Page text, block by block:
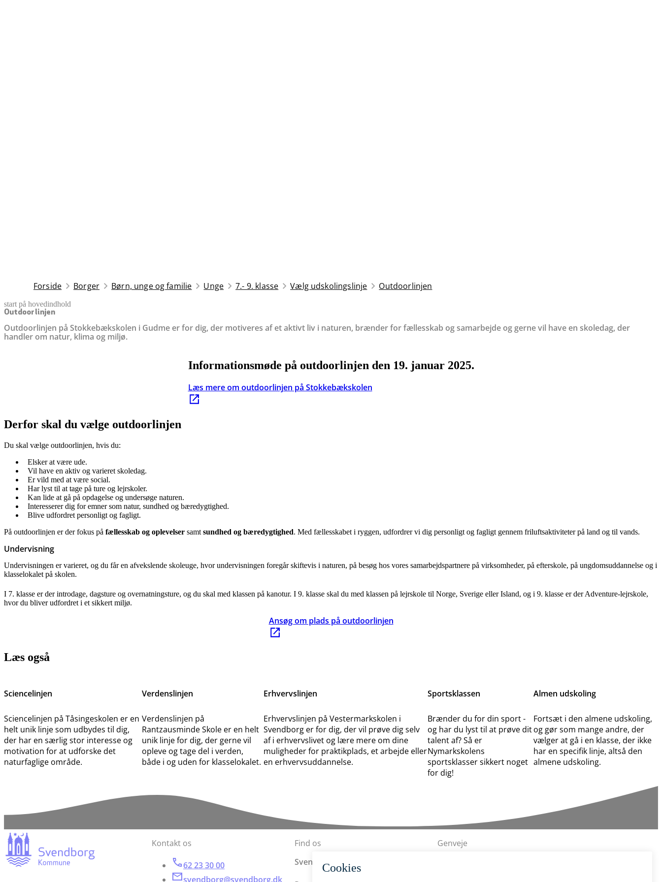
Forside Borger Børn, unge og familie Unge 7.- 9. klasse Vælg udskolingslinje Outdoorlinjen
start på hovedindhold
Outdoorlinjen
Outdoorlinjen på Stokkebækskolen i Gudme er for dig, der motiveres af et aktivt liv i naturen, brænder for fællesskab og samarbejde og gerne vil have en skoledag, der
handler om natur, klima og miljø.
senest opdateret 16. marts 2026
Informationsmøde på outdoorlinjen den 19. januar 2025.
Læs mere om outdoorlinjen på Stokkebækskolen
Derfor skal du vælge outdoorlinjen
Du skal vælge outdoorlinjen, hvis du:
Elsker at være ude.
Vil have en aktiv og varieret skoledag.
Er vild med at være social.
Har lyst til at tage på ture og lejrskoler.
Kan lide at gå på opdagelse og undersøge naturen.
Interesserer dig for emner som natur, sundhed og bæredygtighed.
Blive udfordret personligt og fagligt.
På outdoorlinjen er der fokus på fællesskab og oplevelser samt sundhed og bæredygtighed. Med fællesskabet i ryggen, udfordrer vi dig personligt og fagligt gennem friluftsaktiviteter på land og til vands.
Undervisning
Undervisningen er varieret, og du får en afvekslende skoleuge, hvor undervisningen foregår skiftevis i naturen, på besøg hos vores samarbejdspartnere på virksomheder, på efterskole, på ungdomsuddannelse og i
klasselokalet på skolen.
I 7. klasse er der introdage, dagsture og overnatningsture, og du skal med klassen på kanotur. I 9. klasse skal du med klassen på lejrskole til Norge, Sverige eller Island, og i 9. klasse er der Adventure-lejrskole,
hvor du bliver udfordret i et sikkert miljø.
Ansøg om plads på outdoorlinjen
Læs også
Sciencelinjen
Sciencelinjen på Tåsingeskolen er en
helt unik linje som udbydes til dig,
der har en særlig stor interesse og
motivation for at udforske det
naturfaglige område.
Verdenslinjen
Verdenslinjen på
Rantzausminde Skole er en helt
unik linje for dig, der gerne vil
opleve og tage del i verden,
både i og uden for klasselokalet.
Erhvervslinjen
Erhvervslinjen på Vestermarkskolen i
Svendborg er for dig, der vil prøve dig selv
af i erhvervslivet og lære mere om dine
muligheder for praktikplads, et arbejde eller
en erhvervsuddannelse.
Sportsklassen
Brænder du for din sport -
og har du lyst til at prøve dit
talent af? Så er
Nymarkskolens
sportsklasser sikkert noget
for dig!
Almen udskoling
Fortsæt i den almene udskoling,
og gør som mange andre, der
vælger at gå i en klasse, der ikke
har en specifik linje, altså den
almene udskoling.
Kontakt os
62 23 30 00
svendborg@svendborg.dk
Find os
Svendborg Kommune
Genveje